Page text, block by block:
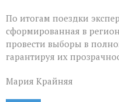
По итогам поездки
сформированная в
провести выборы в
гарантируя их
Мария Крайняя